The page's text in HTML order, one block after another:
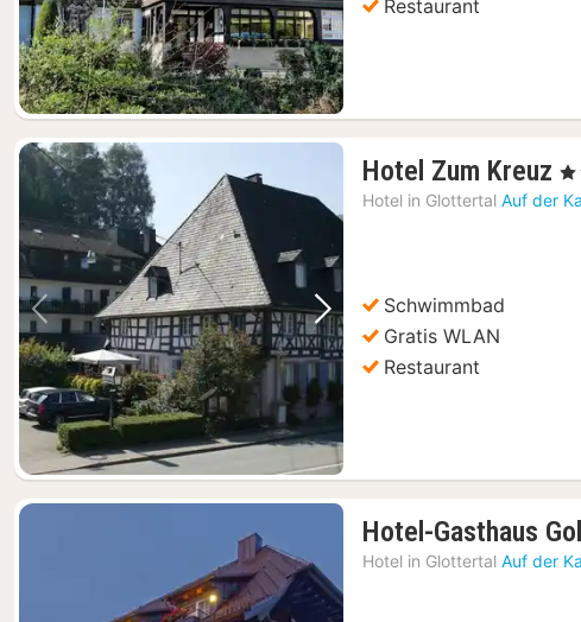
Restaurant
Vorheriges Bild Nächstes Bild
Hotel Zum Kreuz 1
, 3
Hotel in Glottertal Auf der
Schwimmbad
Gratis WLAN
Restaurant
Hotel-Gasthaus
Hotel in Glottertal Auf der